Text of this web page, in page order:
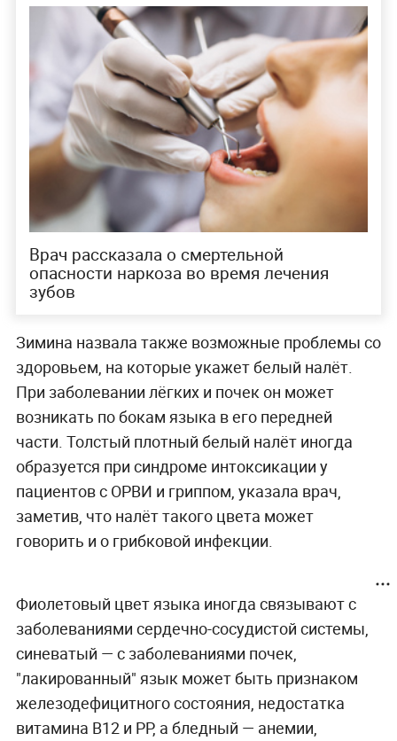
Врач рассказала о смертельной
опасности наркоза во время лечения
зубов
Зимина назвала также возможные проблемы со
здоровьем, на которые укажет белый налёт.
При заболевании лёгких и почек он может
возникать по бокам языка в его передней
части. Толстый плотный белый налёт иногда
образуется при синдроме интоксикации у
пациентов с ОРВИ и гриппом, указала врач,
заметив, что налёт такого цвета может
говорить и о грибковой инфекции.
Фиолетовый цвет языка иногда связывают с
заболеваниями сердечно-сосудистой системы,
синеватый — с заболеваниями почек,
"лакированный" язык может быть признаком
железодефицитного состояния, недостатка
витамина В12 и РР, а бледный — анемии,